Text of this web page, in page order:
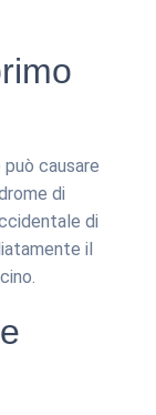
causare
di
di
il